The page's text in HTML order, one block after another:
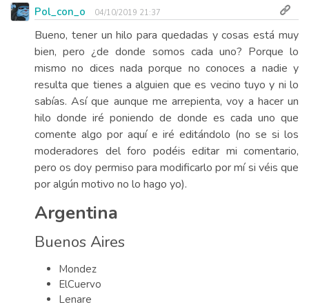
Pol_con_o 04/10/2019 21:37
Bueno, tener un hilo para quedadas y cosas está muy
bien, pero ¿de donde somos cada uno? Porque lo
mismo no dices nada porque no conoces a nadie y
resulta que tienes a alguien que es vecino tuyo y ni lo
sabías. Así que aunque me arrepienta, voy a hacer un
hilo donde iré poniendo de donde es cada uno que
comente algo por aquí e iré editándolo (no se si los
moderadores del foro podéis editar mi comentario,
pero os doy permiso para modificarlo por mí si véis que
por algún motivo no lo hago yo).
Argentina
Buenos Aires
Mondez
ElCuervo
Lenare